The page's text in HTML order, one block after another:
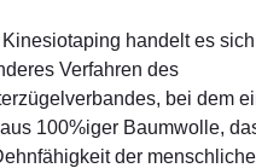
handelt es
Verfahren des
bei dem
100%iger Baumwolle,
der